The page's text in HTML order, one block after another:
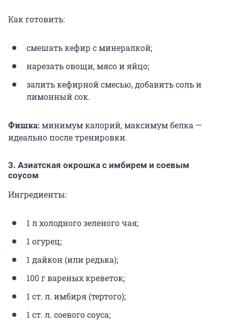
Как готовить:
смешать кефир с минералкой;
нарезать овощи, мясо и яйцо;
залить кефирной смесью, добавить соль и
лимонный сок.
Фишка: минимум калорий, максимум белка —
идеально после тренировки.
3. Азиатская окрошка с имбирем и соевым
соусом
Ингредиенты:
1 л холодного зеленого чая;
1 огурец;
1 дайкон (или редька);
100 г вареных креветок;
1 ст. л. имбиря (тертого);
1 ст. л. соевого соуса;